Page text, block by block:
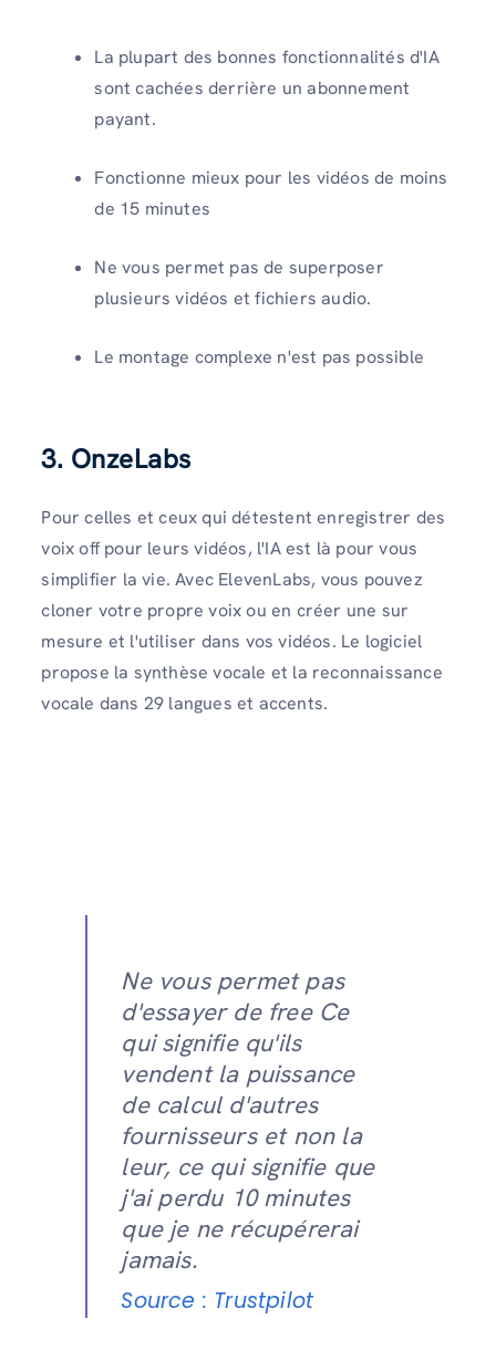
La plupart des bonnes fonctionnalités d'IA
sont cachées derrière un abonnement
payant.
Fonctionne mieux pour les vidéos de moins
de 15 minutes
Ne vous permet pas de superposer
plusieurs vidéos et fichiers audio.
Le montage complexe n'est pas possible
3. OnzeLabs
Pour celles et ceux qui détestent enregistrer des
voix off pour leurs vidéos, l'IA est là pour vous
simplifier la vie. Avec ElevenLabs, vous pouvez
cloner votre propre voix ou en créer une sur
mesure et l'utiliser dans vos vidéos. Le logiciel
propose la synthèse vocale et la reconnaissance
vocale dans 29 langues et accents.
Ne vous permet pas
d'essayer de free Ce
qui signifie qu'ils
vendent la puissance
de calcul d'autres
fournisseurs et non la
leur, ce qui signifie que
j'ai perdu 10 minutes
que je ne récupérerai
jamais.
Source : Trustpilot